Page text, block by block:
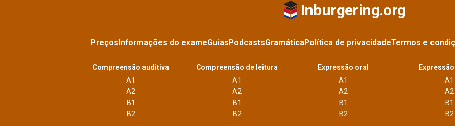
Inburgering.org
PreçosInformações do exameGuiasPodcastsGramáticaPolítica de privacidadeTermos e
Compreensão auditiva
A1
A2
B1
B2
Compreensão de leitura
A1
A2
B1
B2
Expressão oral
A1
A2
B1
B2
A1
A2
B1
B2